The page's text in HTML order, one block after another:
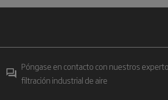
Póngase en contacto con nuestros
filtración industrial de aire